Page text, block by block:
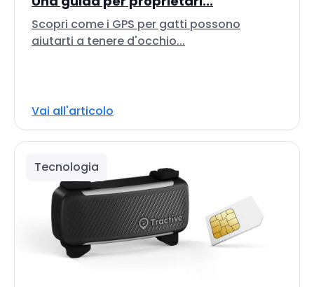
Scopri come i GPS per gatti possono
aiutarti a tenere d'occhio...
Vai all'articolo
Tecnologia